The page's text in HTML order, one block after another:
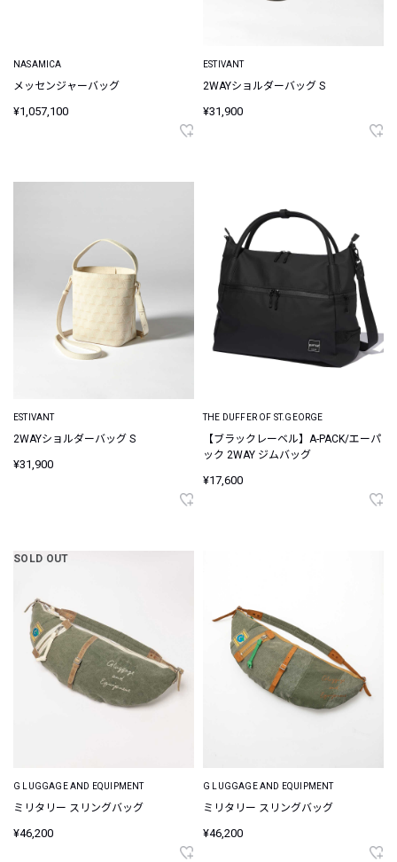
NASAMICA
メッセンジャーバッグ
¥1,057,100
ESTIVANT
2WAYショルダーバッグ S
¥31,900
ESTIVANT
2WAYショルダーバッグ S
¥31,900
THE DUFFER OF ST.GEORGE
【ブラックレーベル】A-PACK/エーパ
ック 2WAY ジムバッグ
¥17,600
SOLD OUT
G LUGGAGE AND EQUIPMENT
ミリタリー スリングバッグ
¥46,200
G LUGGAGE AND EQUIPMENT
ミリタリー スリングバッグ
¥46,200